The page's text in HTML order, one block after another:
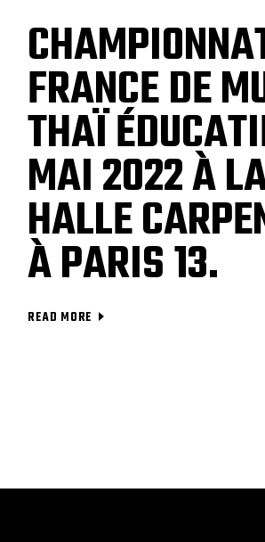
FRANCE DE
THAÏ
MAI 2022 À
HALLE
À PARIS 13.​
READ MORE